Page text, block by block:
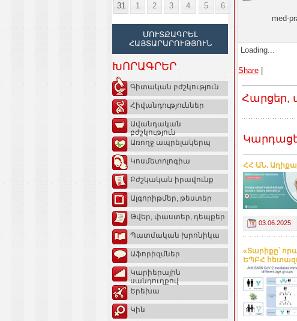
31
1 2 3 4 5 6
ՄՈՒՏՔԱԳՐԵԼ
ՀԱՅՏԱՐԱՐՈՒԹՅՈՒՆ
ԽՈՐԱԳՐԵՐ
Գիտական բժշկություն
Հիվանդություններ
Ավանդական
բժշկություն
Առողջ ապրելակերպ
Կոսմետոլոգիա
Բժշկական իրավունք
Ալգորիթմեր, թեստեր
Թվեր, փաստեր, դեպքեր
Պատմական խրոնիկա
Աֆորիզմներ
Կարիերային
սանդուղքով
Երեխա
Կին
med-
Loading...
Share
Հարցեր,
ՀՀ ԱՆ.
03.06.2025
«Տարիքը՝
ԵՊԲՀ